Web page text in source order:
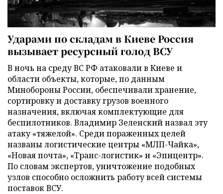
Ударами по складам в Киеве Россия
вызывает ресурсный голод ВСУ
В ночь на среду ВС РФ атаковали в Киеве и
области объекты, которые, по данным
Минобороны России, обеспечивали хранение,
сортировку и доставку грузов военного
назначения, включая комплектующие для
беспилотников. Владимир Зеленский назвал эту
атаку «тяжелой». Среди пораженных целей
названы логистические центры «МЛП-Чайка»,
«Новая почта», «Транс-логистик» и «Эпицентр».
По словам экспертов, уничтожение подобных
узлов способно осложнить работу всей системы
поставок ВСУ.